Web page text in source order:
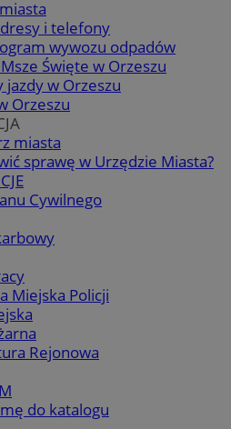
i telefony
wywozu odpadów
Święte w Orzeszu
jazdy w Orzeszu
Orzeszu
miasta
sprawę w Urzędzie Miasta?
Cywilnego
Miejska Policji
Rejonowa
do katalogu